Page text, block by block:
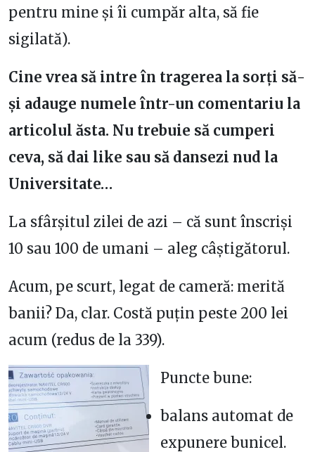
pentru mine și îi cumpăr alta, să fie
sigilată).
Cine vrea să intre în tragerea la sorți să-
și adauge numele într-un comentariu la
articolul ăsta. Nu trebuie să cumperi
ceva, să dai like sau să dansezi nud la
Universitate…
La sfârșitul zilei de azi – că sunt înscriși
10 sau 100 de umani – aleg câștigătorul.
Acum, pe scurt, legat de cameră: merită
banii? Da, clar. Costă puțin peste 200 lei
acum (redus de la 339).
Puncte bune:
balans automat de
expunere bunicel.